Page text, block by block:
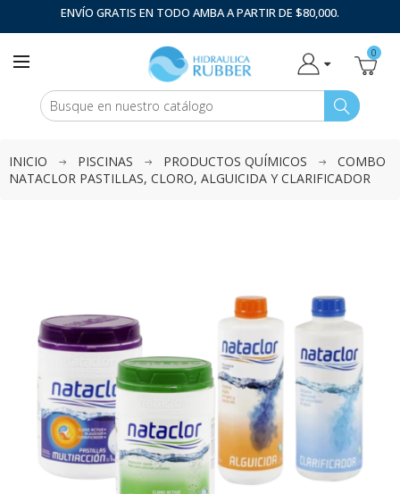
ENVÍO GRATIS EN TODO AMBA A PARTIR DE $80,000.
0
INICIO PISCINAS PRODUCTOS QUÍMICOS
COMBO
NATACLOR PASTILLAS, CLORO, ALGUICIDA Y CLARIFICADOR